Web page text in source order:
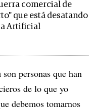
comercial de
que está desatando
Artificial
son personas que han
de lo que yo
debemos tomarnos